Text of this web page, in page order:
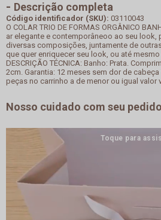
Descrição completa
Código identificador (SKU): 03110043
O COLAR TRIO DE FORMAS ORGÂNICO
ar elegante e contemporâneoo ao seu look,
diversas composições, juntamente de
que quer enriquecer seu look, ou até
DESCRIÇÃO TÉCNICA: Banho: Prata.
2cm. Garantia: 12 meses sem dor de
peças no carrinho a de menor ou igual valor
Nosso cuidado com seu pedido